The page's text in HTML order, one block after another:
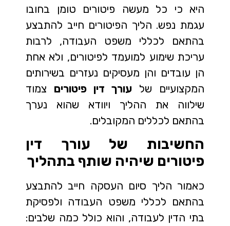
היא כי כל מעשה פיטורים טומן בחובו
עגמת נפש. הליך הפיטורים חייב להתבצע
בהתאם לכללי משפט העבודה, לרבות
עריכת שימוע למועמד לפיטורים, ולא אחת
הן עובדים והן מעסיקים נעזרים בשירותים
המקצועיים של עורך דין פיטורים צמוד
שילווה את ההליך ויוודא שהוא נערך
בהתאם לכללים המקובלים.
החשיבות של עורך דין
פיטורים שיהיה שותף בתהליך
כאמור הליך סיום העסקה חייב להתבצע
בהתאם לכללי משפט העבודה ולפסיקת
בתי הדין לעבודה, והוא כולל כמה שלבים: